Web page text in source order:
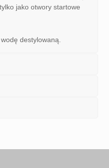
jako otwory startowe
destylowaną.